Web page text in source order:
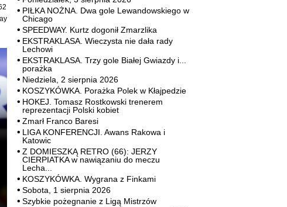
PIŁKA NOŻNA. Dwa gole Lewandowskiego w
Chicago
SPEEDWAY. Kurtz dogonił Zmarzlika
EKSTRAKLASA. Wieczysta nie dała rady
Lechowi
EKSTRAKLASA. Trzy gole Białej Gwiazdy i...
porażka
Niedziela, 2 sierpnia 2026
KOSZYKÓWKA. Porażka Polek w Kłajpedzie
HOKEJ. Tomasz Rostkowski trenerem
reprezentacji Polski kobiet
Zmarł Franco Baresi
LIGA KONFERENCJI. Awans Rakowa i
Katowic
Z DOMIESZKĄ RETRO (66): JERZY
CIERPIATKA w nawiązaniu do meczu
Lecha...
KOSZYKÓWKA. Wygrana z Finkami
Sobota, 1 sierpnia 2026
Szybkie pożegnanie z Ligą Mistrzów